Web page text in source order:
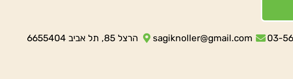
sagiknoller@gmail.com הרצל 85, תל אביב 6655404